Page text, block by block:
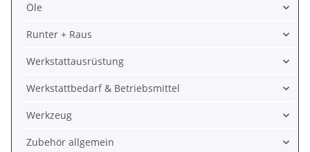
Öle
Runter + Raus
Werkstattausrüstung
Werkstattbedarf & Betriebsmittel
Werkzeug
Zubehör allgemein